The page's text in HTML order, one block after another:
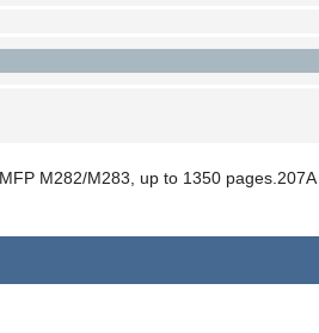
M282/M283, up to 1350